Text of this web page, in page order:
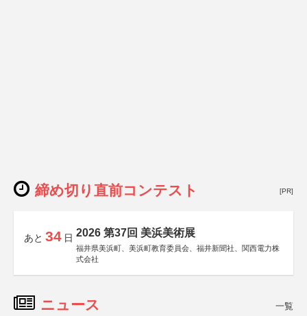
締め切り直前コンテスト [PR]
あと 34 日 2026 第37回 美浜美術展
福井県美浜町、美浜町教育委員会、福井新聞社、関西電力株
式会社
ニュース 一覧